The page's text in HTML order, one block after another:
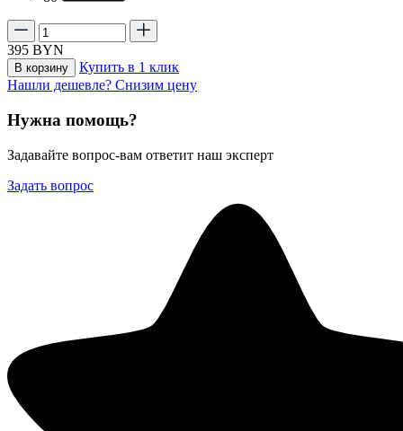
395 BYN
В корзину
Купить в 1 клик
Нашли дешевле? Снизим цену
Нужна помощь?
Задавайте вопрос-вам ответит наш эксперт
Задать вопрос